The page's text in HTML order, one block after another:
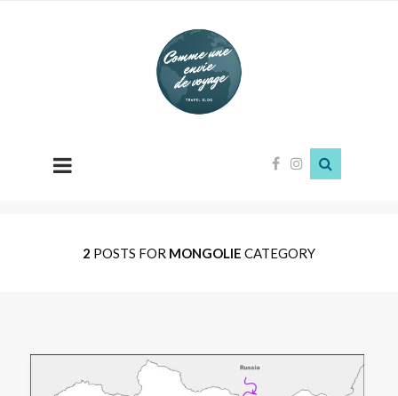
Comme
une
envie
de
2 POSTS FOR MONGOLIE CATEGORY